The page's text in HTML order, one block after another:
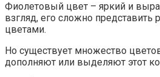
Фиолетовый цвет – яркий и
взгляд, его сложно представить
цветами.
Но существует множество
дополняют или выделяют этот